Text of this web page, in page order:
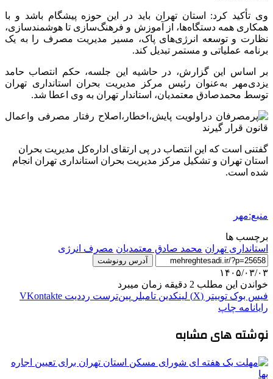
وی تأکید کرد: استان تهران باید در این حوزه پیشگام باشد و با
همکاری همه دستگاه‌ها، از آموزش و فرهنگ‌سازی تا هوشمندسازی،
نظارت و توسعه انرژی‌های پاک، مسیر مدیریت مصرف را به یک
برنامه عملیاتی و مستمر تبدیل کند.
بر اساس این گزارش، در حاشیه این جلسه، حکم انتصاب حامد
یزدی‌مهر به‌عنوان رئیس مرکز مدیریت بحران استانداری تهران
توسط محمدصادق معتمدیان، استاندار تهران به وی اعطا شد.
گفتنی است که این انتصاب در پی ارتقای اداره‌کل مدیریت بحران
استان تهران و تشکیل مرکز مدیریت بحران استانداری تهران انجام
شده است.
منبع:مهر
برچسب ها
استانداری تهران محمد صادق معتمدیان مصرف انرژی
آدرس رونوشت
۱۴۰۵/۰۳/۰۳
خواندن این مطلب 2 دقیقه زمان میبرد
فیس بوک توییتر (X) لینکدین ‫تامبلر ‫پین‌ترست ‫رددیت ‫VKontakte
رایانامه چاپ
نوشته های مشابه